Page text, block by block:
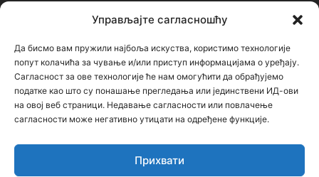
Управљајте сагласношћу
Да бисмо вам пружили најбоља искуства, користимо технологије
попут колачића за чување и/или приступ информацијама о уређају.
Сагласност за ове технологије ће нам омогућити да обрађујемо
податке као што су понашање прегледања или јединствени ИД-ови
на овој веб страници. Недавање сагласности или повлачење
сагласности може негативно утицати на одређене функције.
Прихвати
Ђорђе Бојанић, проф. историје – главни уредник
Седиште: Србија, 18000, Ниш
Контакт: тел. +381 652061021
редакција –bojanic73@gmail.com
администратор – bojanic73@gmail.com
…